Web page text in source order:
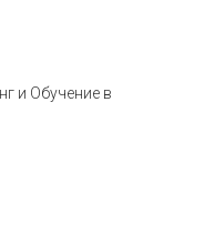
и Обучение в